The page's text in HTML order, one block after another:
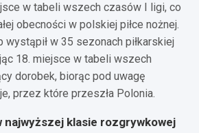
w tabeli wszech czasów I ligi, co
obecności w polskiej piłce nożnej.
w 35 sezonach piłkarskiej
18. miejsce w tabeli wszech
dorobek, biorąc pod uwagę
przez które przeszła Polonia.
najwyższej klasie rozgrywkowej